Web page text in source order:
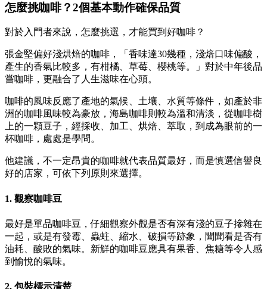
怎麼挑咖啡？2個基本動作確保品質
對於入門者來說，怎麼挑選，才能買到好咖啡？
張金堅偏好淺烘焙的咖啡，「香味達30幾種，淺焙口味偏酸，
產生的香氣比較多，有柑橘、草莓、櫻桃等。」對於中年後品
嘗咖啡，更融合了人生滋味在心頭。
咖啡的風味反應了產地的氣候、土壤、水質等條件，如產於非
洲的咖啡風味較為豪放，海島咖啡則較為溫和清淡，從咖啡樹
上的一顆豆子，經採收、加工、烘焙、萃取，到成為眼前的一
杯咖啡，處處是學問。
他建議，不一定昂貴的咖啡就代表品質最好，而是慎選信譽良
好的店家，可依下列原則來選擇。
1. 觀察咖啡豆
最好是單品咖啡豆，仔細觀察外觀是否有深有淺的豆子摻雜在
一起，或是有發霉、蟲蛀、縮水、破損等跡象，聞聞看是否有
油耗、酸敗的氣味。新鮮的咖啡豆應具有果香、焦糖等令人感
到愉悅的氣味。
2. 包裝標示清楚